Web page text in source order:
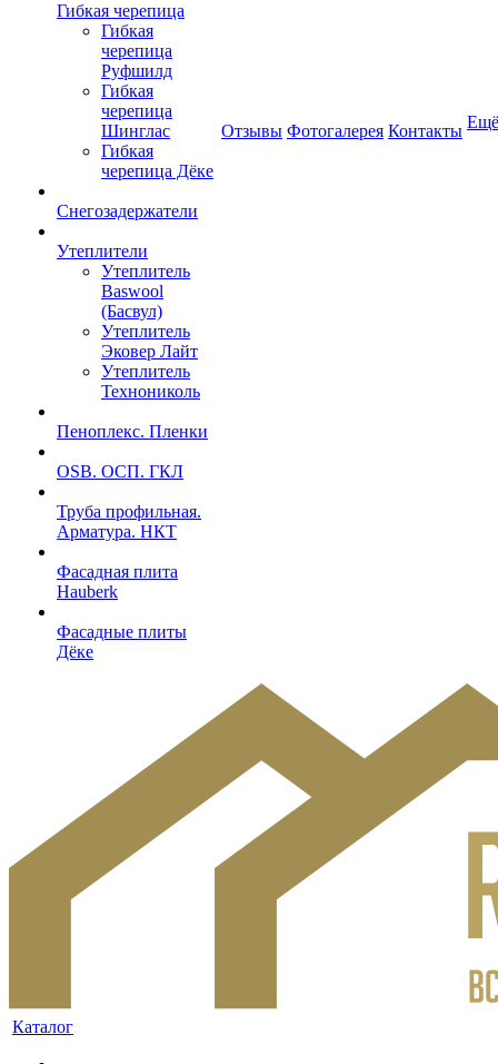
Гибкая черепица
Гибкая
черепица
Руфшилд
Гибкая
черепица
Шинглас
Гибкая
черепица Дёке
Снегозадержатели
Утеплители
Утеплитель
Baswool
(Басвул)
Утеплитель
Эковер Лайт
Утеплитель
Технониколь
Пеноплекс. Пленки
OSB. ОСП. ГКЛ
Труба профильная.
Арматура. НКТ
Фасадная плита
Hauberk
Фасадные плиты
Дёке
Отзывы Фотогалерея Контакты Ещё
Каталог